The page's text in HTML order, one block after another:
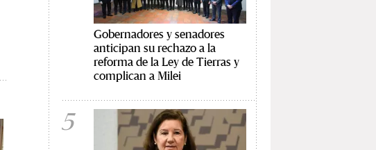
Gobernadores y senadores
anticipan su rechazo a la
reforma de la Ley de Tierras y
complican a Milei
5